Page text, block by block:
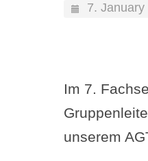
7. January
Im 7.
unserem